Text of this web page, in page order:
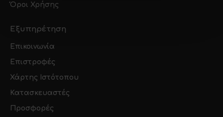
Όροι Χρήσης
Εξυπηρέτηση
Επικοινωνία
Επιστροφές
Χάρτης Ιστότοπου
Κατασκευαστές
Προσφορές